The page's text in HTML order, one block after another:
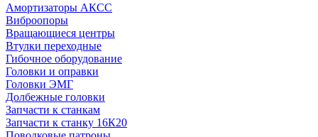
Амортизаторы АКСС
Виброопоры
Вращающиеся центры
Втулки переходные
Гибочное оборудование
Головки и оправки
Головки ЭМГ
Долбежные головки
Запчасти к станкам
Запчасти к станку 16К20